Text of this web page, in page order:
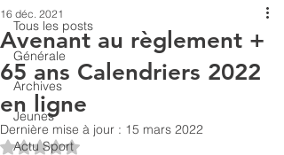
Tous les posts
Générale
Archives
Jeunes
Actu Sport
Avenant au règlement +
65 ans Calendriers 2022
en ligne
16 déc. 2021
Dernière mise à jour : 15 mars 2022
Noté NaN étoiles sur 5.